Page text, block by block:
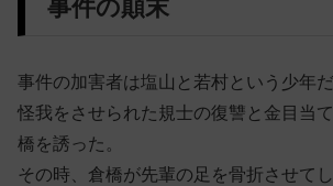
事件の顛末
事件の加害者は塩山と若村という少年だ
怪我をさせられた規士の復讐と金目当
橋を誘った。
その時、倉橋が先輩の足を骨折させてし